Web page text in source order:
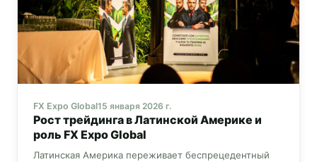
FX Expo Global15 января 2026 г.
Рост трейдинга в Латинской Америке и
рольFX Expo Global
Латинская Америка переживает беспрецедентный